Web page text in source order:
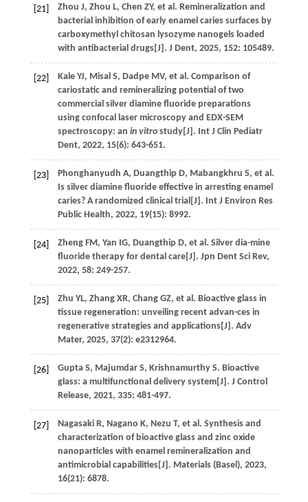
[21] Zhou J, Zhou L, Chen ZY, et al . Remineralization and
bacterial inhibition of early enamel caries surfaces by
carboxymethyl chitosan lysozyme nanogels loaded
with antibacterial drugs[J]. J Dent, 2025, 152: 105489.
[22] Kale YJ, Misal S, Dadpe MV, et al . Comparison of
cariostatic and remineralizing potential of two
commercial silver diamine fluoride preparations
using confocal laser microscopy and EDX-SEM
spectroscopy: an in vitrostudy[J]. Int J Clin Pediatr
Dent, 2022, 15(6): 643-651.
[23] Phonghanyudh A, Duangthip D, Mabangkhru S, et al .
Is silver diamine fluoride effective in arresting enamel
caries? A randomized clinical trial[J]. Int J Environ Res
Public Health, 2022, 19(15): 8992.
[24] Zheng FM , Yan IG, Duangthip D, et al . Silver dia-mine
fluoride therapy for dental care[J]. Jpn Dent Sci Rev,
2022, 58: 249-257.
[25] Zhu YL, Zhang XR, Chang GZ, et al . Bioactive glass in
tissue regeneration: unveiling recent advan-ces in
regenerative strategies and applications[J]. Adv
Mater, 2025, 37(2): e2312964.
[26] Gupta S, Majumdar S, Krishnamurthy S. Bioactive
glass: a multifunctional delivery system[J]. J Control
Release, 2021, 335: 481-497.
[27] Nagasaki R, Nagano K, Nezu T, et al . Synthesis and
characterization of bioactive glass and zinc oxide
nanoparticles with enamel remineralization and
antimicrobial capabilities[J]. Materials (Basel), 2023,
16(21): 6878.